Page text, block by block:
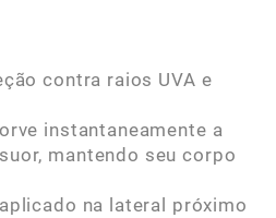
contra raios UVA e
instantaneamente a
mantendo seu corpo
na lateral próximo